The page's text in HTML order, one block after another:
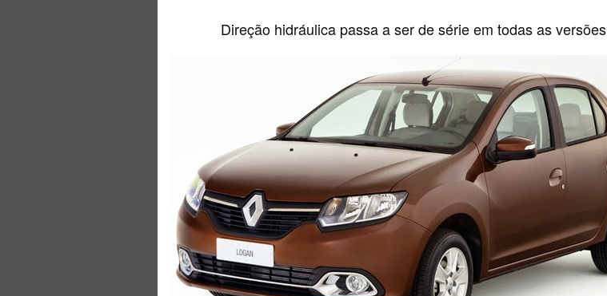
Direção hidráulica passa a ser de série em todas as versões